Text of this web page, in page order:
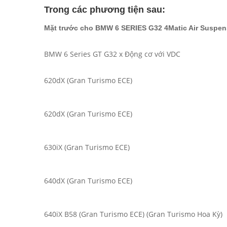
Trong các phương tiện sau:
Mặt trước cho BMW 6 SERIES G32 4Matic Air
BMW 6 Series GT G32 x Động cơ với VDC
620dX (Gran Turismo ECE)
620dX (Gran Turismo ECE)
630iX (Gran Turismo ECE)
640dX (Gran Turismo ECE)
640iX B58 (Gran Turismo ECE) (Gran Turismo Hoa Kỳ)